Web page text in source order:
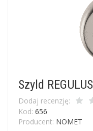
Szyld REGULUS
Dodaj recenzję:
Kod: 656
Producent: NOMET